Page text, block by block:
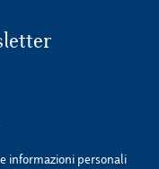
informazioni personali